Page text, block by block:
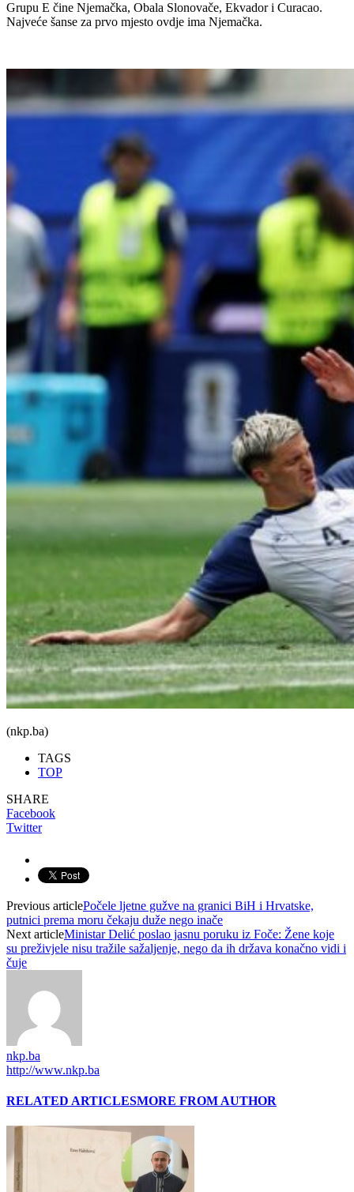
Grupu E čine Njemačka, Obala Slonovače, Ekvador i Curacao.
Najveće šanse za prvo mjesto ovdje ima Njemačka.
(nkp.ba)
TAGS
TOP
SHARE
Facebook
Twitter
Previous articlePočele ljetne gužve na granici BiH i Hrvatske,
putnici prema moru čekaju duže nego inače
Next articleMinistar Delić poslao jasnu poruku iz Foče: Žene koje
su preživjele nisu tražile sažaljenje, nego da ih država konačno vidi i
čuje
nkp.ba
http://www.nkp.ba
RELATED ARTICLESMORE FROM AUTHOR